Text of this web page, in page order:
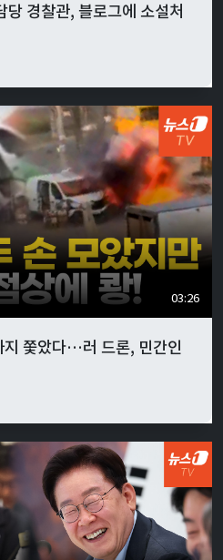
경찰관, 블로그에 소설처
03:26
지 쫓았다…러 드론, 민간인